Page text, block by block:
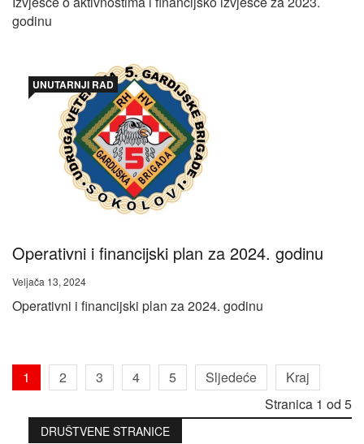
godinu
UNUTARNJI RAD
Operativni i financijski plan za 2024. godinu
Veljača 13, 2024
Operativni i financijski plan za 2024. godinu
1 2 3 4 5 Sljedeće
Kraj
Stranica 1 od 5
DRUŠTVENE STRANICE